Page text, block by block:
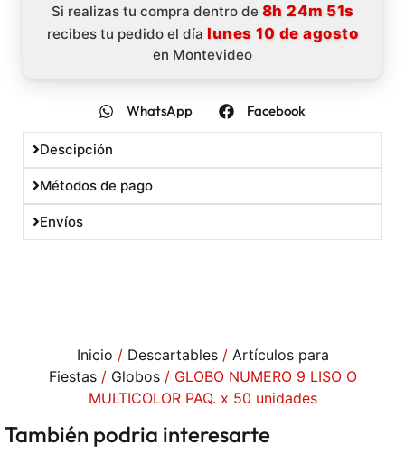
Si realizas tu compra dentro de 8h 24m 50s
recibes tu pedido el día lunes 10 de agosto
en Montevideo
WhatsApp Facebook
Descipción
Métodos de pago
Envíos
Inicio / Descartables/ Artículos para
Fiestas/ Globos/ GLOBO NUMERO 9 LISO O
MULTICOLOR PAQ. x 50 unidades
También podria interesarte
10% OFF
En tu primera compra
Utilizá el cupón
DESCUENTOBIENVENIDA
para obtener un descuento del 10%. Solo podés